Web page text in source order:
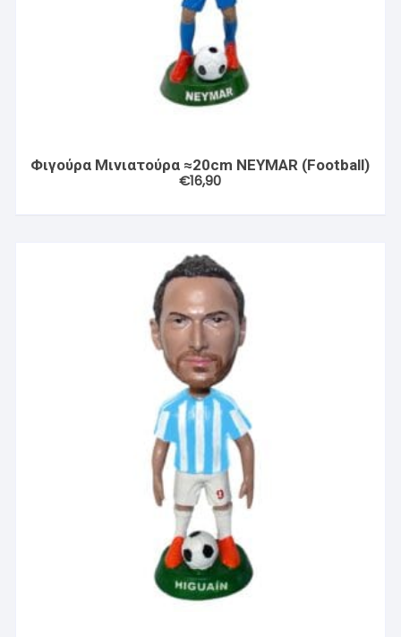
Φιγούρα Μινιατούρα ≈20cm NEYMAR (Football)
€16,90